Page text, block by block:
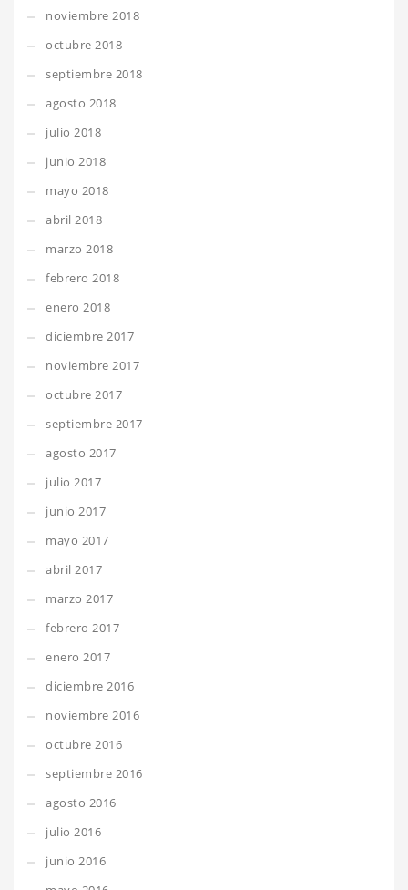
noviembre 2018
octubre 2018
septiembre 2018
agosto 2018
julio 2018
junio 2018
mayo 2018
abril 2018
marzo 2018
febrero 2018
enero 2018
diciembre 2017
noviembre 2017
octubre 2017
septiembre 2017
agosto 2017
julio 2017
junio 2017
mayo 2017
abril 2017
marzo 2017
febrero 2017
enero 2017
diciembre 2016
noviembre 2016
octubre 2016
septiembre 2016
agosto 2016
julio 2016
junio 2016